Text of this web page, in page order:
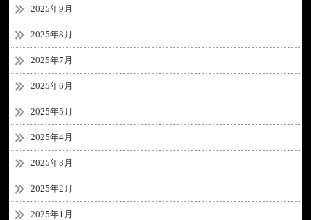
2025年9月
2025年8月
2025年7月
2025年6月
2025年5月
2025年4月
2025年3月
2025年2月
2025年1月